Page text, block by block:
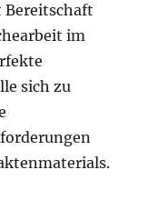
Bereitschaft
im
sich zu